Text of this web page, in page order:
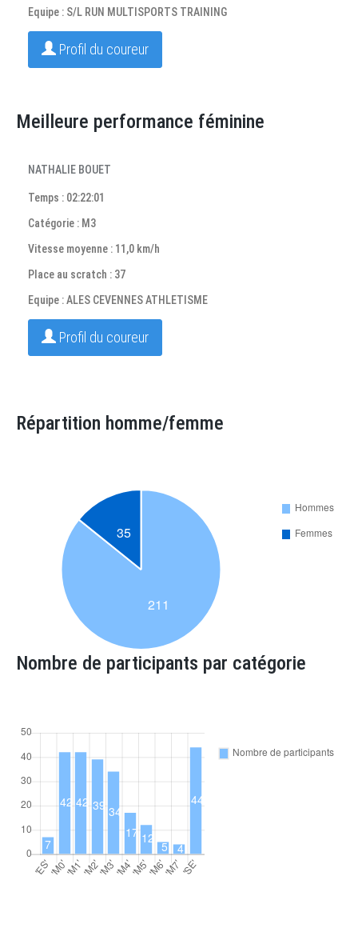
Equipe : S/L RUN MULTISPORTS TRAINING
Profil du coureur
Meilleure performance féminine
NATHALIE BOUET
Temps : 02:22:01
Catégorie : M3
Vitesse moyenne : 11,0 km/h
Place au scratch : 37
Equipe : ALES CEVENNES ATHLETISME
Profil du coureur
Répartition homme/femme
Nombre de participants par catégorie